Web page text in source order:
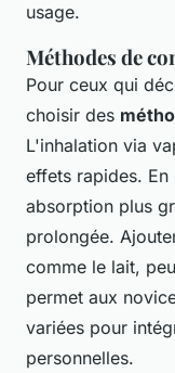
usage.
Méthodes de
Pour ceux qui
choisir des
L'inhalation via
effets rapides.
absorption plus
prolongée.
comme le lait,
permet aux
variées pour
personnelles.